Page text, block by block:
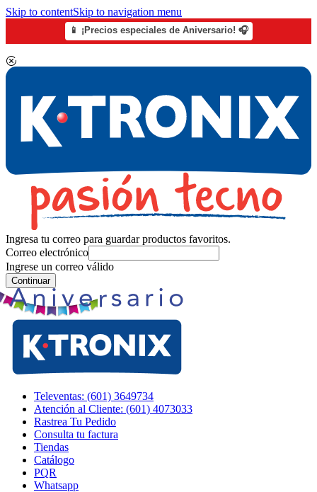
Skip to contentSkip to navigation menu
📱 ¡Precios especiales de Aniversario! 🎧
Ingresa tu correo para guardar productos favoritos.
Correo electrónico
Ingrese un correo válido
Continuar
Televentas: (601) 3649734
Atención al Cliente: (601) 4073033
Rastrea Tu Pedido
Consulta tu factura
Tiendas
Catálogo
PQR
Whatsapp